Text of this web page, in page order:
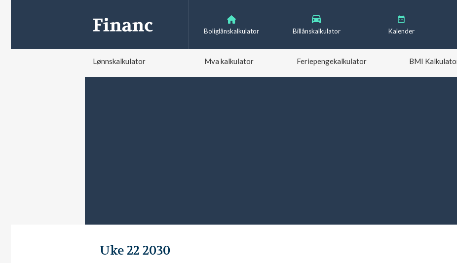
Boliglånskalkulator Billånskalkulator Kalender
Lønnskalkulator Mva kalkulator Feriepengekalkulator BMI
Uke 22 2030